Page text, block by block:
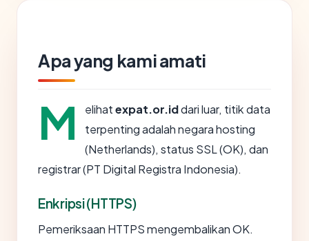
Apa yang kami amati
M elihatexpat.or.iddari luar, titik data
terpenting adalah negara hosting
(Netherlands), status SSL (OK), dan
registrar (PT Digital Registra Indonesia).
Enkripsi (HTTPS)
Pemeriksaan HTTPS mengembalikan OK.